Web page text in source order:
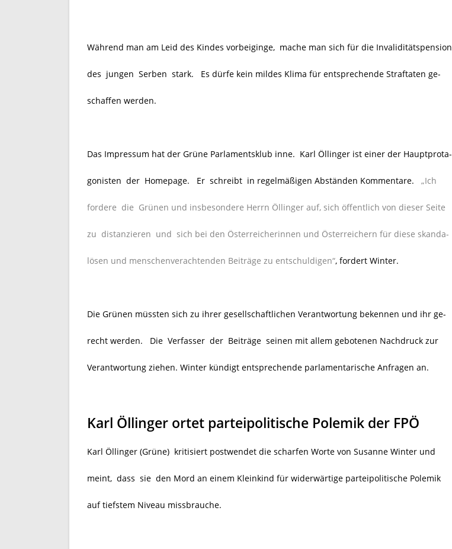
Während man am Leid des Kindes vorbeiginge, mache man sich für die Invaliditätspension
des jungen Serben stark. Es dürfe kein mildes Klima für entsprechende Straftaten ge-
schaffen werden.
Das Impressum hat der Grüne Parlamentsklub inne. Karl Öllinger ist einer der Hauptprota-
gonisten der Homepage. Er schreibt in regelmäßigen Abständen Kommentare. „Ich
fordere die Grünen und insbesondere Herrn Öllinger auf, sich öffentlich von dieser Seite
zu distanzieren und sich bei den Österreicherinnen und Österreichern für diese skanda-
lösen und menschenverachtenden Beiträge zu entschuldigen“, fordert Winter.
Die Grünen müssten sich zu ihrer gesellschaftlichen Verantwortung bekennen und ihr ge-
recht werden. Die Verfasser der Beiträge seinen mit allem gebotenen Nachdruck zur
Verantwortung ziehen. Winter kündigt entsprechende parlamentarische Anfragen an.
Karl Öllinger ortet parteipolitische Polemik der FPÖ
Karl Öllinger (Grüne) kritisiert postwendet die scharfen Worte von Susanne Winter und
meint, dass sie den Mord an einem Kleinkind für widerwärtige parteipolitische Polemik
auf tiefstem Niveau missbrauche.